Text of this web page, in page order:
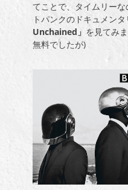
てことで、タイムリーな
トパンクのドキュメン
Unchained 」 を見てみ
無料でしたが)